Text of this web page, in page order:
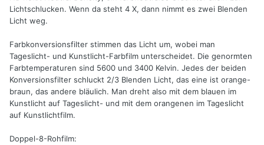
Lichtschlucken. Wenn da steht 4 X, dann nimmt es zwei Blenden
Licht weg.
Farbkonversionsfilter stimmen das Licht um, wobei man
Tageslicht- und Kunstlicht-Farbfilm unterscheidet. Die genormten
Farbtemperaturen sind 5600 und 3400 Kelvin. Jedes der beiden
Konversionsfilter schluckt 2/3 Blenden Licht, das eine ist orange-
braun, das andere bläulich. Man dreht also mit dem blauen im
Kunstlicht auf Tageslicht- und mit dem orangenen im Tageslicht
auf Kunstlichtfilm.
Doppel-8-Rohfilm: